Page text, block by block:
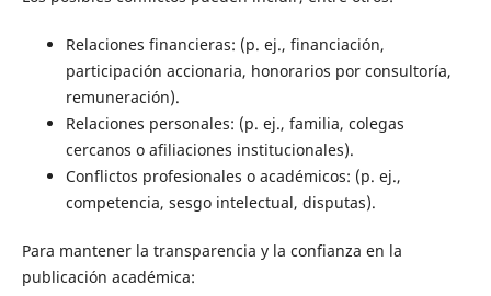
Relaciones financieras: (p. ej., financiación,
participación accionaria, honorarios por consultoría,
remuneración).
Relaciones personales: (p. ej., familia, colegas
cercanos o afiliaciones institucionales).
Conflictos profesionales o académicos: (p. ej.,
competencia, sesgo intelectual, disputas).
Para mantener la transparencia y la confianza en la
publicación académica: